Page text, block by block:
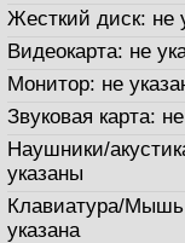
Жесткий диск: не
Видеокарта: не
Монитор: не
Звуковая карта:
Наушники/
указаны
Клавиатура/
указана